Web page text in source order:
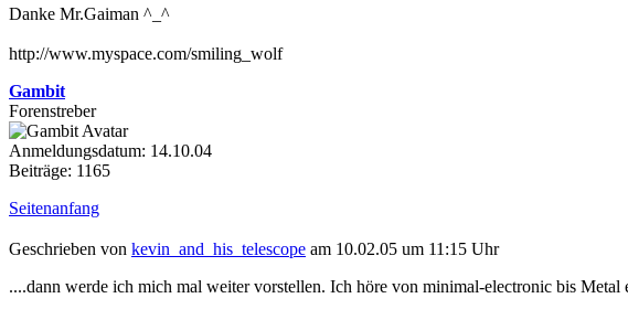
Danke Mr.Gaiman ^_^
http://www.myspace.com/smiling_wolf
Gambit
Forenstreber
Anmeldungsdatum: 14.10.04
Beiträge: 1165
Seitenanfang
Geschrieben von kevin_and_his_telescope am 10.02.05 um 11:15 Uhr
....dann werde ich mich mal weiter vorstellen. Ich höre von minimal-electronic bis